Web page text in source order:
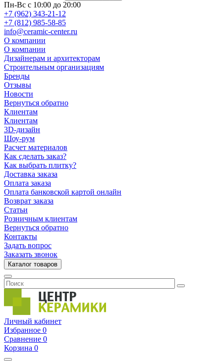
Пн-Вс с 10:00 до 20:00
+7 (962) 343-21-12
+7 (812) 985-58-85
info@ceramic-center.ru
О компании
О компании
Дизайнерам и архитекторам
Строительным организациям
Бренды
Отзывы
Новости
Вернуться обратно
Клиентам
Клиентам
3D-дизайн
Шоу-рум
Расчет материалов
Как сделать заказ?
Как выбрать плитку?
Доставка заказа
Оплата заказа
Оплата банковской картой онлайн
Возврат заказа
Статьи
Розничным клиентам
Вернуться обратно
Контакты
Задать вопрос
Заказать звонок
Каталог товаров
Личный кабинет
Избранное 0
Сравнение 0
Корзина 0